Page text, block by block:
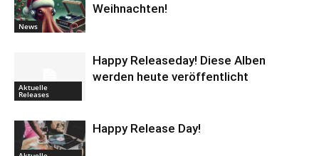
News
Weihnachten!
Aktuelle
Releases
Happy Releaseday! Diese Alben
werden heute veröffentlicht
Happy Release Day!